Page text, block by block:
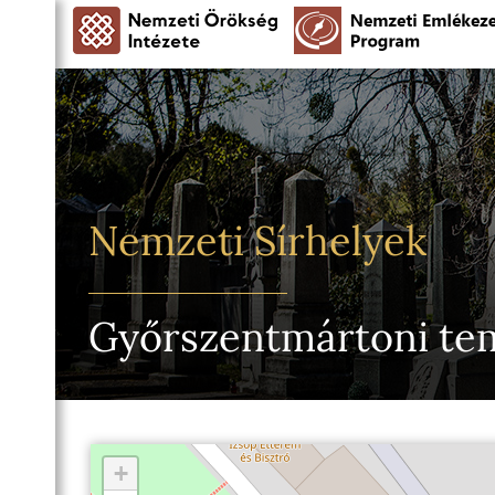
Nemzeti Sírhelyek
Győrszentmártoni
+